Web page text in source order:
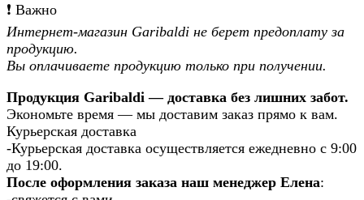
❗️ Важно
Интернет-магазин Garibaldi не берет предоплату за
продукцию.
Вы оплачиваете продукцию только при получении.
Продукция Garibaldi — доставка без лишних забот.
Экономьте время — мы доставим заказ прямо к вам.
Курьерская доставка
-Курьерская доставка осуществляется ежедневно с 9:00
до 19:00.
После оформления заказа наш менеджер Елена: